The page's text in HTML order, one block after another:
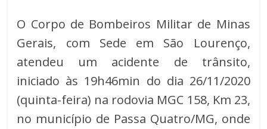
O Corpo de Bombeiros Militar de Minas
Gerais, com Sede em São Lourenço,
atendeu um acidente de trânsito,
iniciado às 19h46min do dia 26/11/2020
(quinta-feira) na rodovia MGC 158, Km 23,
no município de Passa Quatro/MG, onde